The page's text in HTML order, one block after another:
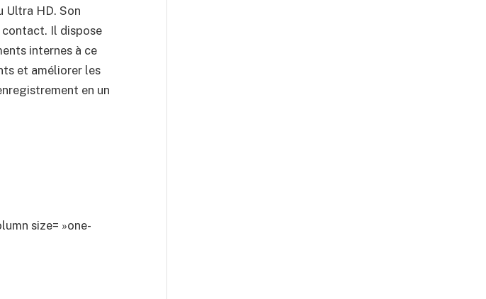
Ultra HD. Son
Il dispose
internes à ce
et améliorer les
en un
size= »one-